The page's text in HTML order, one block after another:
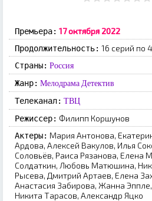
Премьера: 17 октября 2022
Продолжительность: 16 серий по
Страны: Россия
Жанр: Мелодрама Детектив
Телеканал: ТВЦ
Режиссер: Филипп Коршунов
Актеры: Мария Антонова,
Ардова, Алексей Вакулов, Илья
Соловьёв, Раиса Рязанова, Елена
Солдаткин, Любовь Матюшина,
Рысева, Дмитрий Артаев, Елена
Анастасия Забирова, Жанна
Никита Тарасов, Александр Яцко